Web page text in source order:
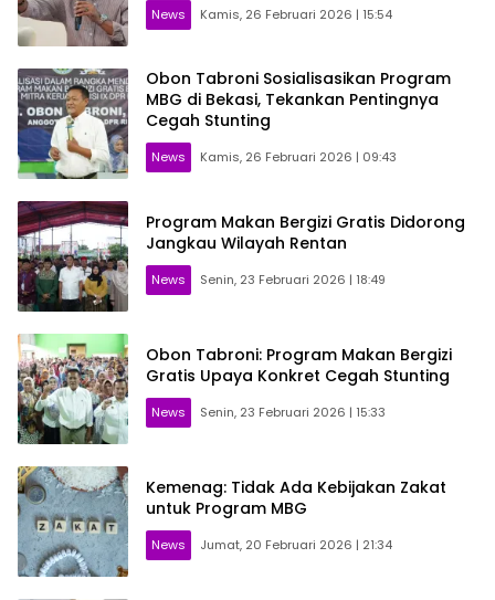
News Kamis, 26 Februari 2026 | 15:54
Obon Tabroni Sosialisasikan Program
MBG di Bekasi, Tekankan Pentingnya
Cegah Stunting
News Kamis, 26 Februari 2026 | 09:43
Program Makan Bergizi Gratis Didorong
Jangkau Wilayah Rentan
News Senin, 23 Februari 2026 | 18:49
Obon Tabroni: Program Makan Bergizi
Gratis Upaya Konkret Cegah Stunting
News Senin, 23 Februari 2026 | 15:33
Kemenag: Tidak Ada Kebijakan Zakat
untuk Program MBG
News Jumat, 20 Februari 2026 | 21:34